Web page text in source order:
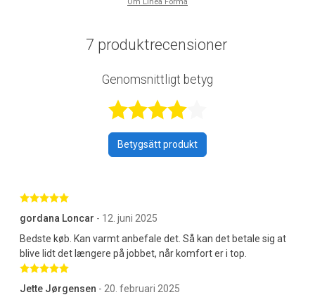
7 produktrecensioner
Genomsnittligt betyg
Betygsätt produkt
Betygsatt 5 av 5 stjärnor
gordana Loncar - 12. juni 2025
Bedste køb. Kan varmt anbefale det. Så kan det betale sig at
blive lidt det længere på jobbet, når komfort er i top.
Betygsatt 5 av 5 stjärnor
Jette Jørgensen - 20. februari 2025